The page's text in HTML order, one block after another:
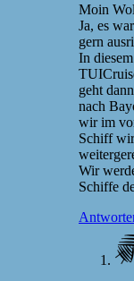
Moin
Ja, es
gern
In
geht
nach
wir im
Schiff
Wir
Schiffe